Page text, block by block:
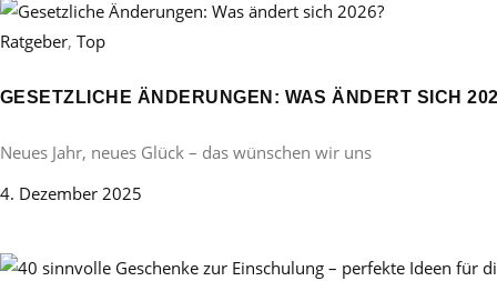
Ratgeber, Top
GESETZLICHE ÄNDERUNGEN: WAS ÄNDERT SICH
Neues Jahr, neues Glück – das wünschen wir uns
4. Dezember 2025